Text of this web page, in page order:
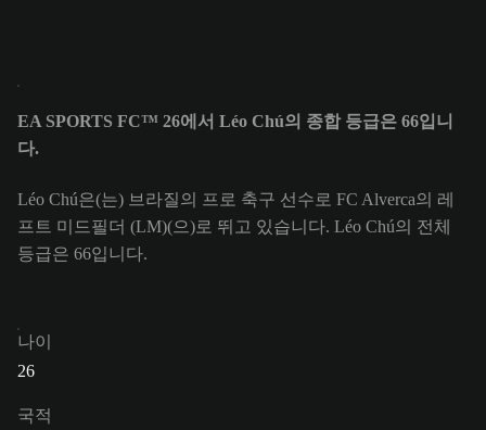
EA SPORTS FC™ 26에서 Léo Chú의 종합 등급은 66입니
다.
Léo Chú은(는) 브라질의 프로 축구 선수로 FC Alverca의 레
프트 미드필더 (LM)(으)로 뛰고 있습니다. Léo Chú의 전체
등급은 66입니다.
나이
26
국적